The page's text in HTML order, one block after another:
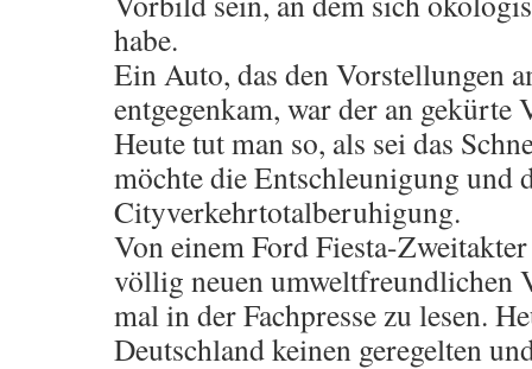
habe.
Ein Auto, das den Vorstellungen
entgegenkam, war der an gekürte
Heute tut man so, als sei das
möchte die Entschleunigung und
Cityverkehrtotalberuhigung.
Von einem Ford Fiesta-
völlig neuen umweltfreundlichen
mal in der Fachpresse zu lesen.
Deutschland keinen geregelten